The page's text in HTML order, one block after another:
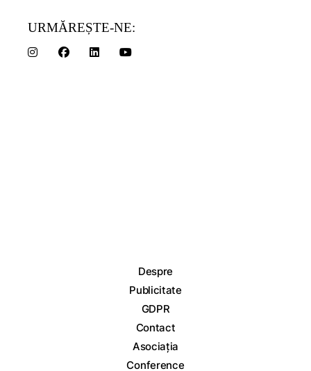
URMĂREȘTE-NE:
Despre
Publicitate
GDPR
Contact
Asociația
Conference